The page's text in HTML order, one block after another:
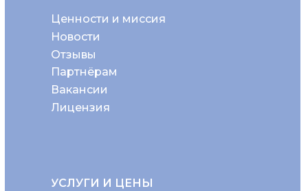
Ценности и миссия
Новости
Отзывы
Партнёрам
Вакансии
Лицензия
УСЛУГИ И ЦЕНЫ